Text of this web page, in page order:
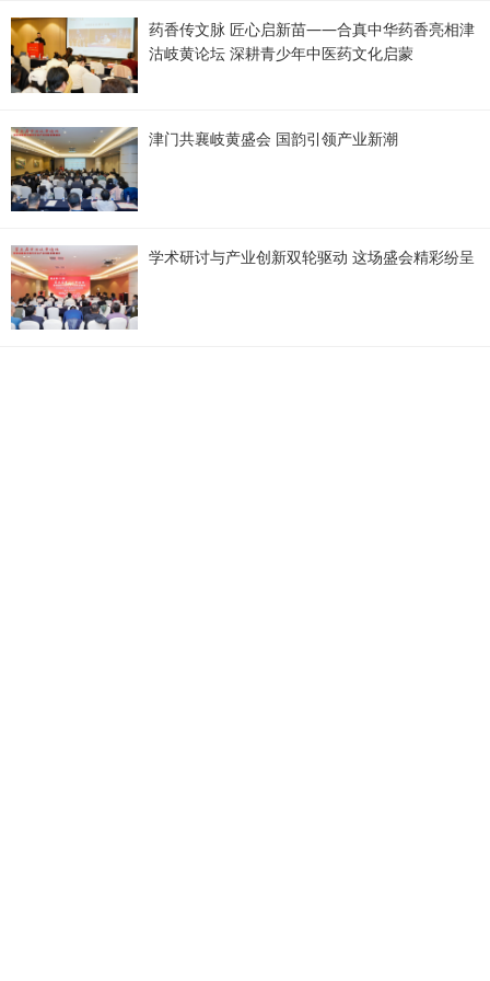
药香传文脉 匠心启新苗——合真中华药香亮相津
沽岐黄论坛 深耕青少年中医药文化启蒙
津门共襄岐黄盛会 国韵引领产业新潮
学术研讨与产业创新双轮驱动 这场盛会精彩纷呈